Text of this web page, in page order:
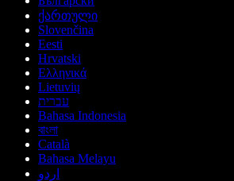
ქართული
Slovenčina
Eesti
Hrvatski
Ελληνικά
Lietuvių
עברית
Bahasa Indonesia
বাংলা
Català
Bahasa Melayu
اردو